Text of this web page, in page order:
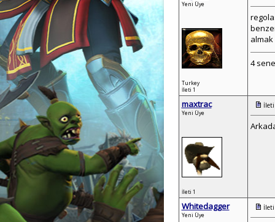
Yeni Üye
Turkey
İleti 1
4
maxtrac
Yeni Üye
İleti 1
Whitedagger
Yeni Üye